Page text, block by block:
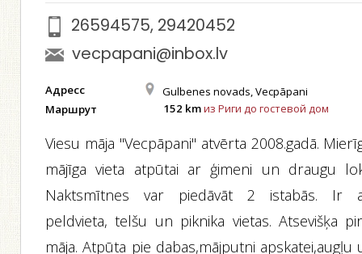
26594575, 29420452
vecpapani@inbox.lv
Адресс Gulbenes novads, Vecpāpani
Маршрут 152 kmиз Риги до гостевой дом
Viesu māja "Vecpāpani" atvērta 2008.gadā.
mājīga vieta atpūtai ar ģimeni un draugu
Naktsmītnes var piedāvāt 2 istabās. Ir
peldvieta, telšu un piknika vietas. Atsevišķa
māja. Atpūta pie dabas,mājputni apskatei,augļu